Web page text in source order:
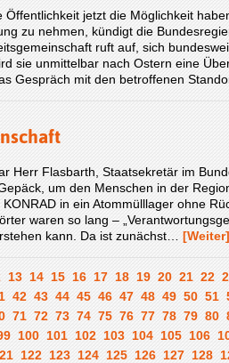
jetzt die Möglichkeit
zu nehmen, kündigt die
ruft auf, sich
sie unmittelbar nach Ostern eine
Gespräch mit den betroffenen
Herr Flasbarth, Staatsekretär im
um den Menschen in der
in ein Atommülllager ohne
waren so lang –
kann. Da ist zunächst… [Weiter]
13 14 15 16 17 18 19 20 21 22
42 43 44 45 46 47 48 49 50 51
71 72 73 74 75 76 77 78 79 80
100 101 102 103 104 105 106
122 123 124 125 126 127 128